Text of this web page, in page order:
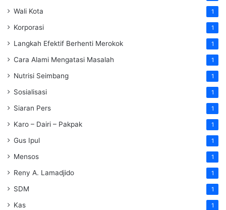
Wali Kota 1
Korporasi 1
Langkah Efektif Berhenti Merokok 1
Cara Alami Mengatasi Masalah 1
Nutrisi Seimbang 1
Sosialisasi 1
Siaran Pers 1
Karo – Dairi – Pakpak 1
Gus Ipul 1
Mensos 1
Reny A. Lamadjido 1
SDM 1
Kas 1